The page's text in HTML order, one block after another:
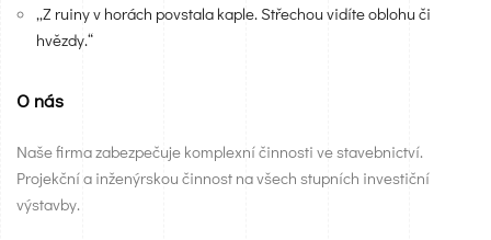
„Z ruiny v horách povstala kaple. Střechou vidíte oblohu či
hvězdy.“
O nás
Naše firma zabezpečuje komplexní činnosti ve stavebnictví.
Projekční a inženýrskou činnost na všech stupních investiční
výstavby.